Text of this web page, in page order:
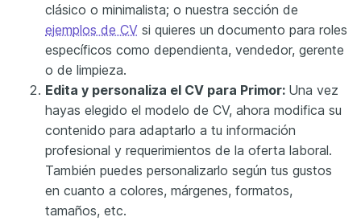
clásico o minimalista; o nuestra sección de
ejemplos de CV si quieres un documento para roles
específicos como dependienta, vendedor, gerente
o de limpieza.
Edita y personaliza el CV para Primor: Una vez
hayas elegido el modelo de CV, ahora modifica su
contenido para adaptarlo a tu información
profesional y requerimientos de la oferta laboral.
También puedes personalizarlo según tus gustos
en cuanto a colores, márgenes, formatos,
tamaños, etc.